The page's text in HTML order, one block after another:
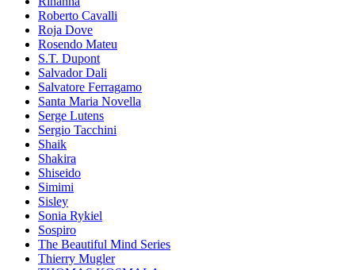
Roberto Cavalli
Roja Dove
Rosendo Mateu
S.T. Dupont
Salvador Dali
Salvatore Ferragamo
Santa Maria Novella
Serge Lutens
Sergio Tacchini
Shaik
Shakira
Shiseido
Simimi
Sisley
Sonia Rykiel
Sospiro
The Beautiful Mind Series
Thierry Mugler